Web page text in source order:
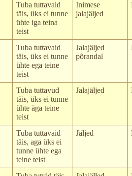
Tuba tuttavaid
täis, üks ei tunne
ühte iga teina
teist
Inimese
jalajäljed
Tuba tuttavaid
täis, üks ei tunne
ühte ega teine
teist
Jalajäljed
põrandal
Tuba tuttavud
täis, üks ei tunne
ühte äga teine
teist
Jalajäljed
Tuba tuttavaid
täis, aga üks ei
tunne ühte ega
teine teist
Jäljed